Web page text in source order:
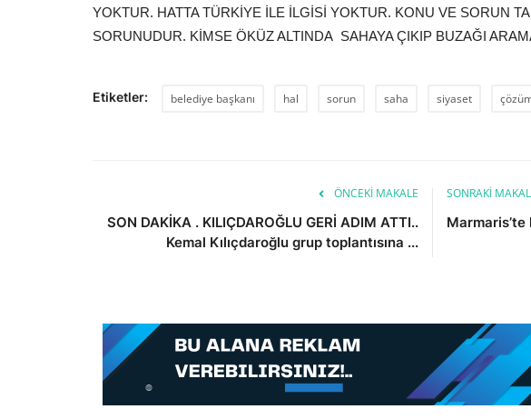
YOKTUR. HATTA TÜRKİYE İLE İLGİSİ YOKTUR. KONU VE SORUN
SORUNUDUR. KİMSE ÖKÜZ ALTINDA SAHAYA ÇIKIP BUZAĞI
Etiketler: belediye başkanı hal sorun saha siyaset
ÖNCEKI MAKALE
SON DAKİKA . KILIÇDAROĞLU GERİ ADIM ATTI..
Kemal Kılıçdaroğlu grup toplantısına ...
SONRAKI